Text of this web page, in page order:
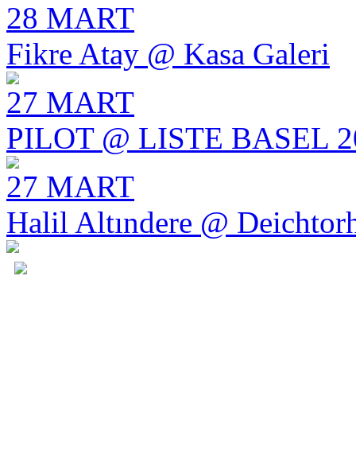
28 MART
Fikre Atay @ Kasa Galeri
27 MART
PILOT @ LISTE BASEL
27 MART
Halil Altındere @